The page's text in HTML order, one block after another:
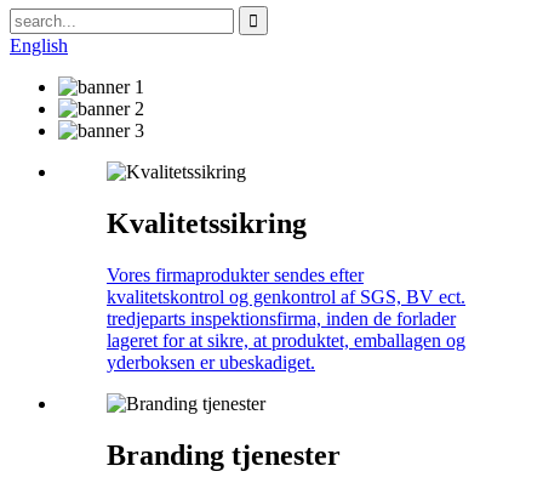
English
Kvalitetssikring
Vores firmaprodukter sendes efter
kvalitetskontrol og genkontrol af SGS, BV ect.
tredjeparts inspektionsfirma, inden de forlader
lageret for at sikre, at produktet, emballagen og
yderboksen er ubeskadiget.
Branding tjenester